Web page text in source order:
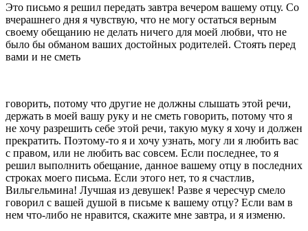
Это письмо я решил передать завтра вечером ва­шему отцу. Со
вчерашнего дня я чувствую, что не могу остаться верным
своему обещанию не делать ничего для моей любви, что не
было бы обманом ваших достойных родителей. Стоять перед
вами и не сметь
говорить, потому что другие не должны слышать этой речи,
держать в моей вашу руку и не сметь говорить, потому что я
не хочу разрешить себе этой речи,­ такую муку я хочу и должен
прекратить. Поэтому-то я и хочу узнать, могу ли я любить вас
с правом, или не любить вас совсем. Если последнее, то я
решил выполнить обещание, данное вашему отцу в послед­них
строках моего письма. Если этого нет, то я счастлив,
Вильгельмина! Лучшая из девушек! Разве я чересчур смело
говорил с вашей душой в пись­ме к вашему отцу? Если вам в
нем что-либо не нравится, скажите мне завтра, и я изменю.